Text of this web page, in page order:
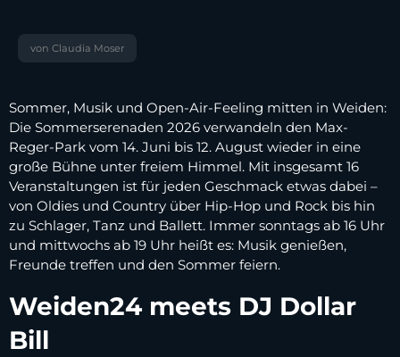
von Claudia Moser
Sommer, Musik und Open-Air-Feeling mitten in Weiden:
Die Sommerserenaden 2026 verwandeln den Max-
Reger-Park vom 14. Juni bis 12. August wieder in eine
große Bühne unter freiem Himmel. Mit insgesamt 16
Veranstaltungen ist für jeden Geschmack etwas dabei –
von Oldies und Country über Hip-Hop und Rock bis hin
zu Schlager, Tanz und Ballett. Immer sonntags ab 16 Uhr
und mittwochs ab 19 Uhr heißt es: Musik genießen,
Freunde treffen und den Sommer feiern.
Weiden24 meets DJ Dollar
Bill